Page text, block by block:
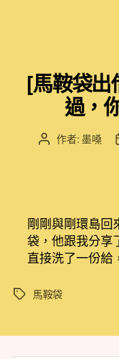
[馬鞍袋出
過，
文 作者: 墨嗓
剛剛與剛環島回
袋，他跟我分享
直接洗了一份
標
馬鞍袋